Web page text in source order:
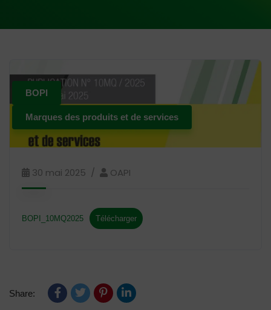
BOPI
Marques des produits et de services
30 mai 2025 OAPI
BOPI_10MQ2025 Télécharger
Share: